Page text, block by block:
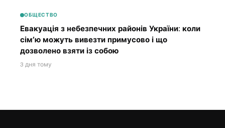
ОБЩЕСТВО
Евакуація з небезпечних районів України: коли
сім’ю можуть вивезти примусово і що
дозволено взяти із собою
3 дня тому